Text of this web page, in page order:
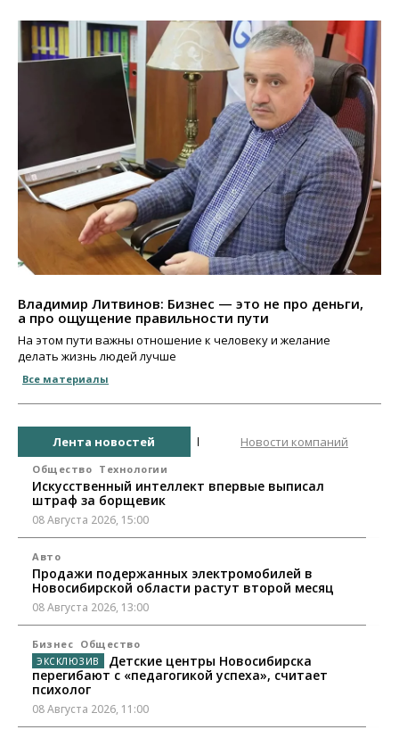
Владимир Литвинов: Бизнес — это не про деньги,
а про ощущение правильности пути
На этом пути важны отношение к человеку и желание
делать жизнь людей лучше
Все материалы
Лента новостей Новости компаний
Общество Технологии
Искусственный интеллект впервые выписал
штраф за борщевик
08 Августа 2026, 15:00
Авто
Продажи подержанных электромобилей в
Новосибирской области растут второй месяц
08 Августа 2026, 13:00
Бизнес Общество
Детские центры Новосибирска
перегибают с «педагогикой успеха», считает
психолог
08 Августа 2026, 11:00